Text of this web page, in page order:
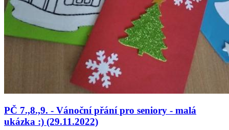
PČ 7.,8.,9. - Vánoční přání pro seniory - malá
ukázka :) (29.11.2022)